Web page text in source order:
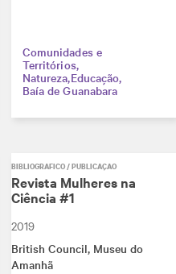
Comunidades e
Territórios
Natureza Educação
Baía de Guanabara
BIBLIOGRÁFICO / PUBLICAÇÃO
Revista Mulheres na
Ciência #1
2019
British Council, Museu do
Amanhã